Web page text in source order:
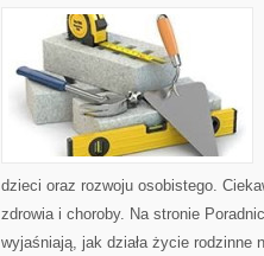
dzieci oraz rozwoju osobistego.
zdrowia i choroby. Na stronie
wyjaśniają, jak działa życie rodzinne